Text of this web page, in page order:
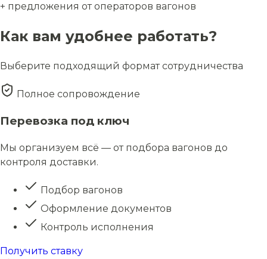
+ предложения от операторов вагонов
Как вам удобнее работать?
Выберите подходящий формат сотрудничества
Полное сопровождение
Перевозка под ключ
Мы организуем всё — от подбора вагонов до
контроля доставки.
Подбор вагонов
Оформление документов
Контроль исполнения
Получить ставку